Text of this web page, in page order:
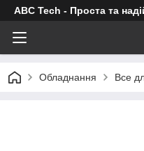
ABC Tech - Проста та
Обладнання Все